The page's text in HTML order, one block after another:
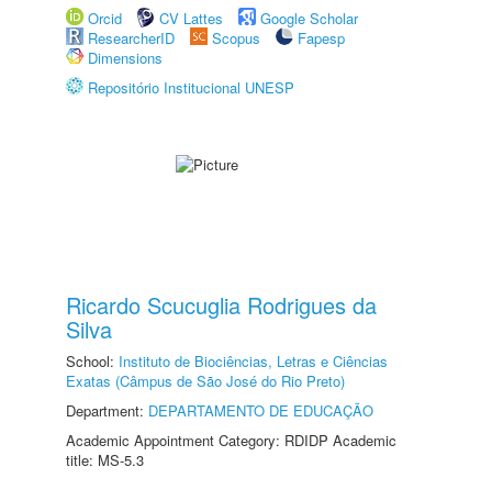
Orcid
CV Lattes
Google Scholar
ResearcherID
Scopus
Fapesp
Dimensions
Repositório Institucional UNESP
Ricardo Scucuglia Rodrigues da
Silva
School: Instituto de Biociências, Letras e Ciências
Exatas (Câmpus de São José do Rio Preto)
Department: DEPARTAMENTO DE EDUCAÇÃO
Academic Appointment Category: RDIDP Academic
title: MS-5.3